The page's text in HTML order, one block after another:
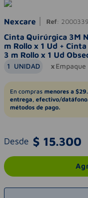
Nexcare Ref:
Cinta Quirúrgica 3M
m Rollo x 1 Ud +
3 m Rollo x 1 Ud
1 UNIDAD Empaque
En compras menores a
entrega, efectivo/
métodos de pago.
Desde $ 15.300